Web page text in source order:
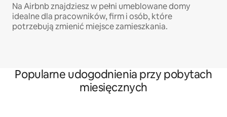
Na Airbnb znajdziesz w pełni umeblowane domy
idealne dla pracowników, firm i osób, które
potrzebują zmienić miejsce zamieszkania.
Popularne udogodnienia przy pobytach
miesięcznych